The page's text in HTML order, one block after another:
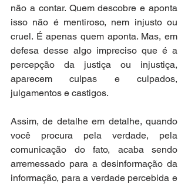
não a contar. Quem descobre e aponta
isso não é mentiroso, nem injusto ou
cruel. É apenas quem aponta. Mas, em
defesa desse algo impreciso que é a
percepção da justiça ou injustiça,
aparecem culpas e culpados,
julgamentos e castigos.
Assim, de detalhe em detalhe, quando
você procura pela verdade, pela
comunicação do fato, acaba sendo
arremessado para a desinformação da
informação, para a verdade percebida e